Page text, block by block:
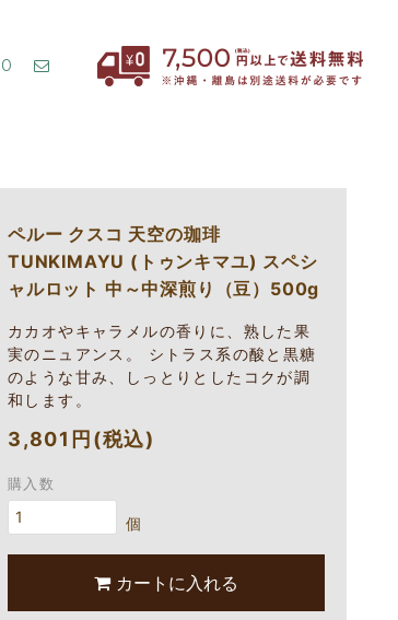
0
ペルー クスコ 天空の珈琲
TUNKIMAYU (トゥンキマユ) スペシ
ャルロット 中～中深煎り（豆）500g
カカオやキャラメルの香りに、熟した果
実のニュアンス。 シトラス系の酸と黒糖
のような甘み、しっとりとしたコクが調
和します。
3,801円(税込)
購入数
個
カートに入れる